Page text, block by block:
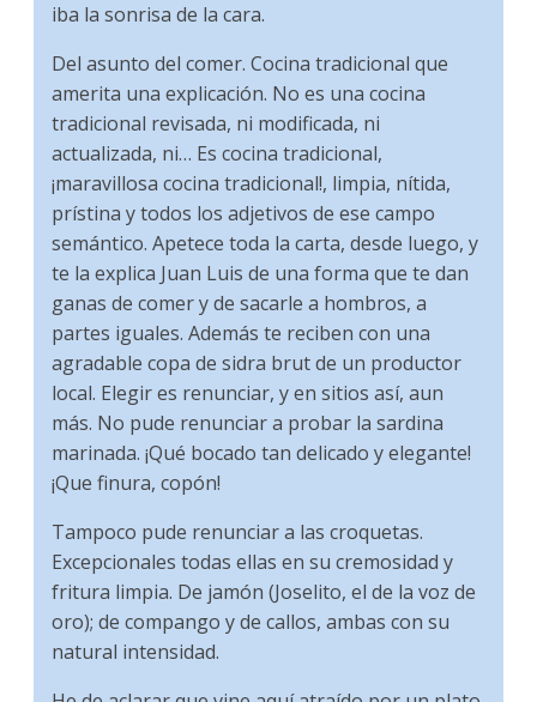
iba la sonrisa de la cara.
Del asunto del comer. Cocina tradicional que
amerita una explicación. No es una cocina
tradicional revisada, ni modificada, ni
actualizada, ni… Es cocina tradicional,
¡maravillosa cocina tradicional!, limpia, nítida,
prístina y todos los adjetivos de ese campo
semántico. Apetece toda la carta, desde luego, y
te la explica Juan Luis de una forma que te dan
ganas de comer y de sacarle a hombros, a
partes iguales. Además te reciben con una
agradable copa de sidra brut de un productor
local. Elegir es renunciar, y en sitios así, aun
más. No pude renunciar a probar la sardina
marinada. ¡Qué bocado tan delicado y elegante!
¡Que finura, copón!
Tampoco pude renunciar a las croquetas.
Excepcionales todas ellas en su cremosidad y
fritura limpia. De jamón (Joselito, el de la voz de
oro); de compango y de callos, ambas con su
natural intensidad.